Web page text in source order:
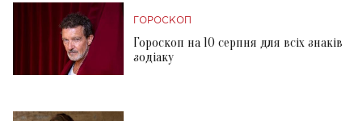
ГОРОСКОП
Гороскоп на 10 серпня для всіх знаків
зодіаку